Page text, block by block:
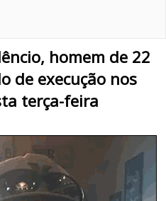
homem de 22
de execução nos
terça-feira